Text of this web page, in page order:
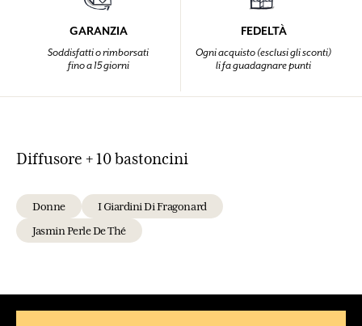
GARANZIA
Soddisfatti o rimborsati
fino a 15 giorni
FEDELTÀ
Ogni acquisto (esclusi gli sconti)
li fa guadagnare punti
Diffusore + 10 bastoncini
Donne
I Giardini Di Fragonard
Jasmin Perle De Thé